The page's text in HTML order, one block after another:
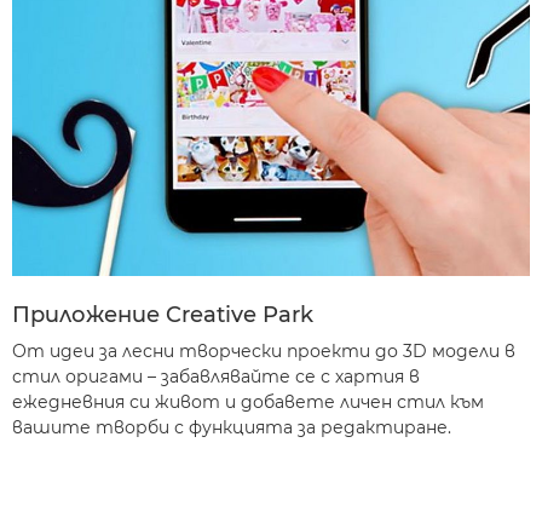
Приложение Creative Park
От идеи за лесни творчески проекти до 3D модели в
стил оригами – забавлявайте се с хартия в
ежедневния си живот и добавете личен стил към
вашите творби с функцията за редактиране.